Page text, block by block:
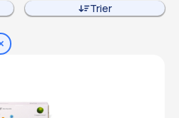
Trier